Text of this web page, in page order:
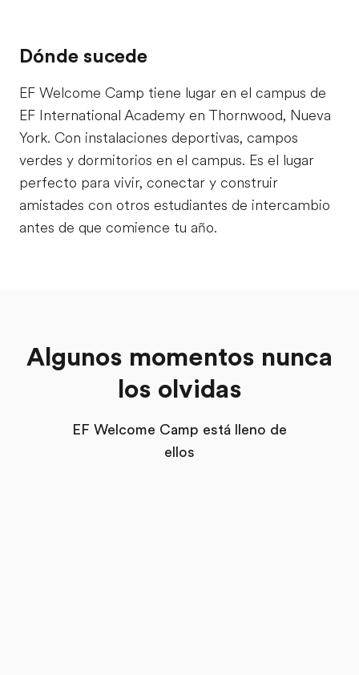
Dónde sucede
EF Welcome Camp tiene lugar en el campus de
EF International Academy en Thornwood, Nueva
York. Con instalaciones deportivas, campos
verdes y dormitorios en el campus. Es el lugar
perfecto para vivir, conectar y construir
amistades con otros estudiantes de intercambio
antes de que comience tu año.
Algunos momentos nunca
los olvidas
EF Welcome Camp está lleno de
ellos